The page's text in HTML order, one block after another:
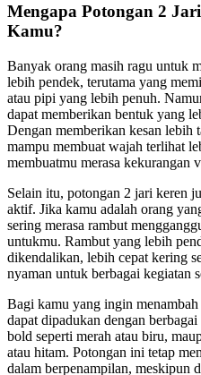
Mengapa Potongan 2
Kamu?
Banyak orang masih ragu untuk
lebih pendek, terutama yang
atau pipi yang lebih penuh.
dapat memberikan bentuk yang
Dengan memberikan kesan lebih
mampu membuat wajah terlihat
membuatmu merasa kekurangan
Selain itu, potongan 2 jari keren
aktif. Jika kamu adalah orang
sering merasa rambut
untukmu. Rambut yang lebih
dikendalikan, lebih cepat kering
nyaman untuk berbagai kegiatan
Bagi kamu yang ingin
dapat dipadukan dengan
bold seperti merah atau biru,
atau hitam. Potongan ini tetap
dalam berpenampilan, meskipun